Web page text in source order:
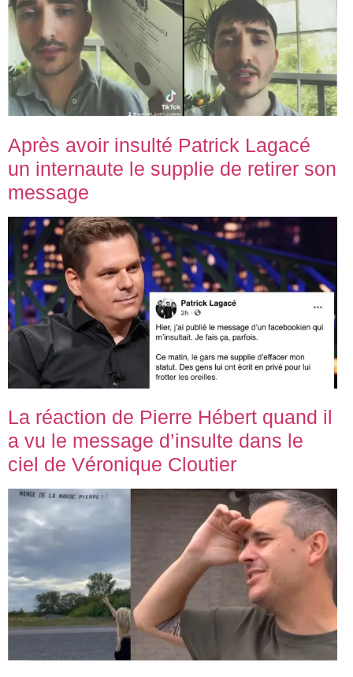
Après avoir insulté Patrick Lagacé
un internaute le supplie de retirer son
message
La réaction de Pierre Hébert quand il
a vu le message d’insulte dans le
ciel de Véronique Cloutier